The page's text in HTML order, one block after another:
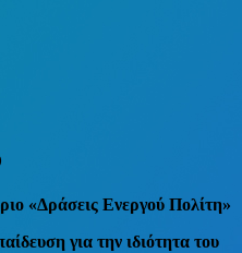
«Δράσεις Ενεργού Πολίτη»
για την ιδιότητα του